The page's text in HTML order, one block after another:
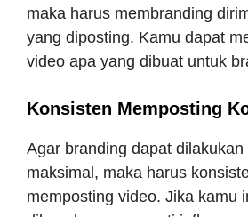
maka harus membranding
yang diposting. Kamu dapat
video apa yang dibuat untuk
Konsisten Memposting
Agar branding dapat dilakukan
maksimal, maka harus
memposting video. Jika kamu